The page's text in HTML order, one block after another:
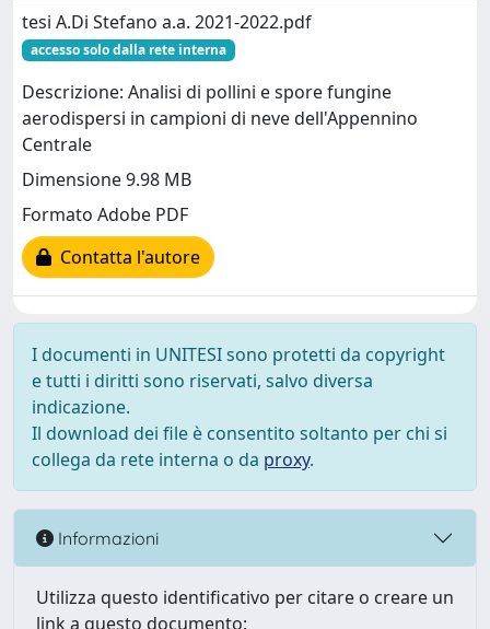
tesi A.Di Stefano a.a. 2021-2022.pdf
accesso solo dalla rete interna
Descrizione: Analisi di pollini e spore fungine
aerodispersi in campioni di neve dell'Appennino
Centrale
Dimensione 9.98 MB
Formato Adobe PDF
Contatta l'autore
I documenti in UNITESI sono protetti da copyright
e tutti i diritti sono riservati, salvo diversa
indicazione.
Il download dei file è consentito soltanto per chi si
collega da rete interna o da proxy.
Informazioni
Utilizza questo identificativo per citare o creare un
link a questo documento: